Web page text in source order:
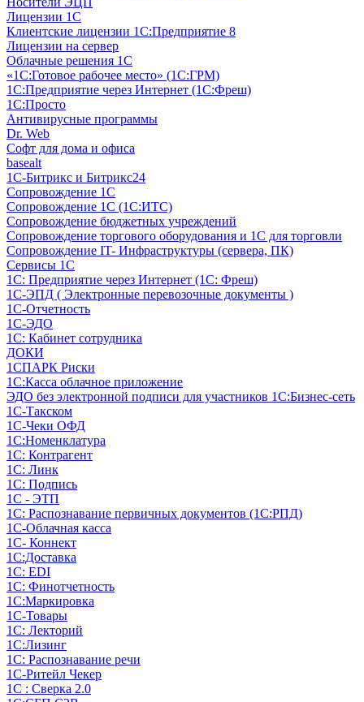
Лицензии 1С
Клиентские лицензии 1С:Предприятие 8
Лицензии на сервер
Облачные решения 1С
«1C:Готовое рабочее место» (1С:ГРМ)
1С:Предприятие через Интернет (1С:Фреш)
1С:Просто
Антивирусные программы
Dr. Web
Софт для дома и офиса
basealt
1С-Битрикс и Битрикс24
Сопровождение 1С
Сопровождение 1С (1С:ИТС)
Сопровождение бюджетных учреждений
Сопровождение торгового оборудования и 1С для торговли
Сопровождение IT- Инфраструктуры (сервера, ПК)
Сервисы 1С
1С: Предприятие через Интернет (1С: Фреш)
1С-ЭПД ( Электронные перевозочные документы )
1С-Отчетность
1С-ЭДО
1С: Кабинет сотрудника
ДОКИ
1СПАРК Риски
1С:Касса облачное приложение
ЭДО без электронной подписи для участников 1С:Бизнес-сеть
1С-Такском
1С-Чеки ОФД
1С:Номенклатура
1С: Контрагент
1С: Линк
1С: Подпись
1С - ЭТП
1С: Распознавание первичных документов (1С:РПД)
1С-Облачная касса
1С- Коннект
1С:Доставка
1С: EDI
1С: Финотчетность
1С:Маркировка
1С-Товары
1С: Лекторий
1С:Лизинг
1С: Распознавание речи
1C-Ритейл Чекер
1С : Сверка 2.0